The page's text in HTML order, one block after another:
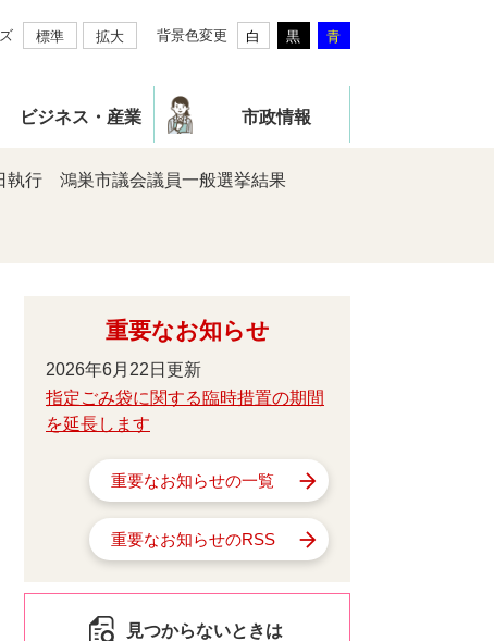
標準 拡大 背景色変更 白 黒 青
ビジネス・産業 市政情報
執行 鴻巣市議会議員一般選挙結果
重要なお知らせ
2026年6月22日更新
指定ごみ袋に関する臨時措置の期間
を延長します
重要なお知らせの一覧
重要なお知らせのRSS
見つからないときは